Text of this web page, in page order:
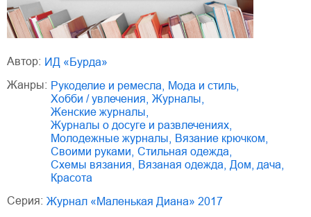
Автор:
ИД «Бурда»
Жанры:
рукоделие и ремесла мода и стиль
хобби / увлечения
журналы
женские журналы
журналы о досуге и развлечениях
молодежные журналы
вязание крючком
своими руками
стильная одежда
схемы вязания
вязаная одежда дом, дача
красота
Серия:
Журнал «Маленькая Диана» 2017